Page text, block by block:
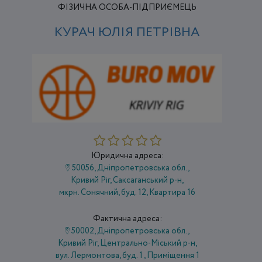
ФІЗИЧНА ОСОБА-ПІДПРИЄМЕЦЬ
КУРАЧ ЮЛІЯ ПЕТРІВНА
Юридична адреса:
50056, Дніпропетровська обл.,
Кривий Ріг, Саксаганський р-н,
мкрн. Сонячний, буд. 12, Квартира 16
Фактична адреса:
50002, Дніпропетровська обл.,
Кривий Ріг, Центрально-Міський р-н,
вул. Лермонтова, буд. 1 , Приміщення 1